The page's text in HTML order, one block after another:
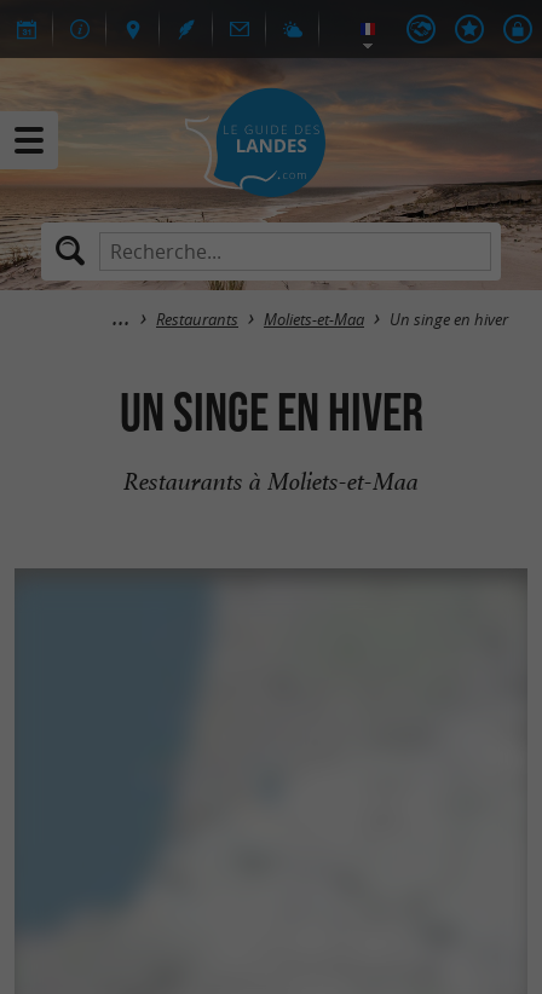
Restaurants Moliets-et-Maa Un singe en hiver
Un singe en hiver
Restaurants à Moliets-et-Maa